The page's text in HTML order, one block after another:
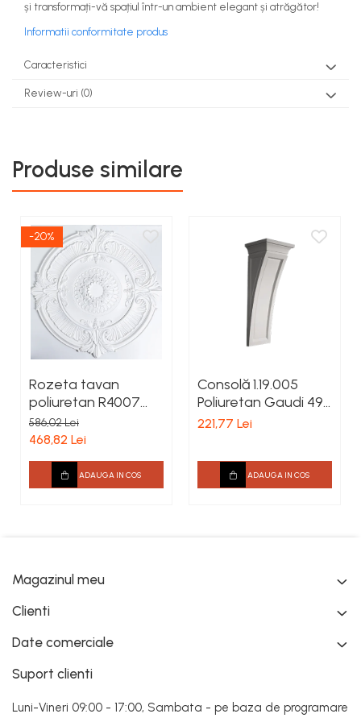
și transformați-vă spațiul într-un ambient elegant și atrăgător!
Informatii conformitate produs
Caracteristici
Review-uri (0)
Produse similare
-20%
Rozeta tavan
poliuretan R4007
diametru 1010 mm
586,02 Lei
468,82 Lei
ADAUGA IN COS
Consolă 1.19.005
Poliuretan Gaudi 496
x 188 x 163 mm
221,77 Lei
ADAUGA IN COS
Magazinul meu
Clienti
Date comerciale
Suport clienti
Luni-Vineri 09:00 - 17:00, Sambata - pe baza de programare